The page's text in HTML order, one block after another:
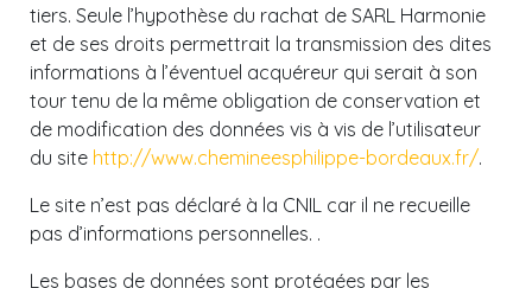
tiers. Seule l’hypothèse du rachat de SARL Harmonie
et de ses droits permettrait la transmission des dites
informations à l’éventuel acquéreur qui serait à son
tour tenu de la même obligation de conservation et
de modification des données vis à vis de l’utilisateur
du site http://www.chemineesphilippe-bordeaux.fr/.
Le site n’est pas déclaré à la CNIL car il ne recueille
pas d’informations personnelles. .
Les bases de données sont protégées par les